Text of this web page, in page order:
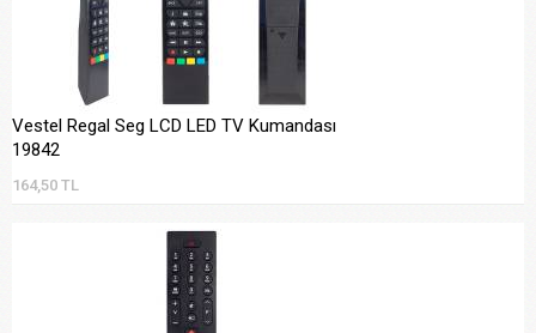
Vestel Regal Seg LCD LED TV Kumandası
19842
164,50 TL